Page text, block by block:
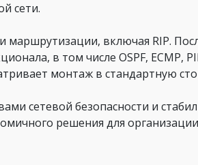
сети.
включая RIP.
в том числе OSPF, ECMP,
монтаж в стандартную
сетевой безопасности и
решения для